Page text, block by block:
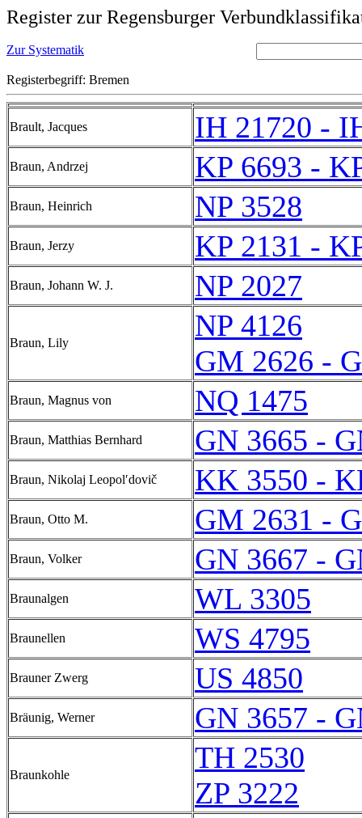
Register zur Regensburger
Zur Systematik
Registerbegriff: Bremen
Brault, Jacques IH 21720 -
Braun, Andrzej KP 6693 -
Braun, Heinrich NP 3528
Braun, Jerzy KP 2131 -
Braun, Johann W. J. NP 2027
Braun, Lily
NP 4126
GM 2626 -
Braun, Magnus von NQ 1475
Braun, Matthias Bernhard GN 3665 -
Braun, Nikolaj Leopolʹdovič KK 3550 -
Braun, Otto M. GM 2631 -
Braun, Volker GN 3667 -
Braunalgen WL 3305
Braunellen WS 4795
Brauner Zwerg US 4850
Bräunig, Werner GN 3657 -
Braunkohle
TH 2530
ZP 3222